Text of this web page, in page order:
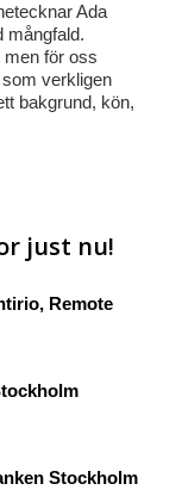
Ada
mångfald.
för oss
verkligen
bakgrund, kön,
just nu!
Remote
Stockholm